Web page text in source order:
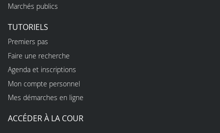
Marchés publics
TUTORIELS
Premiers pas
Faire une recherche
Agenda et inscriptions
Mon compte personnel
Mes démarches en ligne
ACCÉDER À LA COUR